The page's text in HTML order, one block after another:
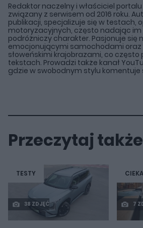
Redaktor naczelny i właściciel portalu
związany z serwisem od 2016 roku.
publikacji, specjalizuje się w testach,
motoryzacyjnych, często nadając im
podróżniczy charakter. Pasjonuje się
emocjonującymi samochodami oraz
słoweńskimi krajobrazami, co często
tekstach. Prowadzi także kanał
gdzie w swobodnym stylu
Przeczytaj także
TESTY
38 ZDJĘĆ 7